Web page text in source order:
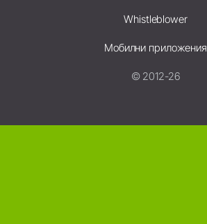
Whistleblower
Мобилни приложения
© 2012-26